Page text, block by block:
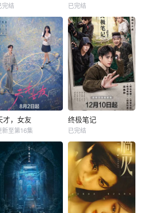
完结 已完结
才，女友
新至第16集
终极笔记
已完结